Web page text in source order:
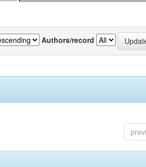
Authors/record